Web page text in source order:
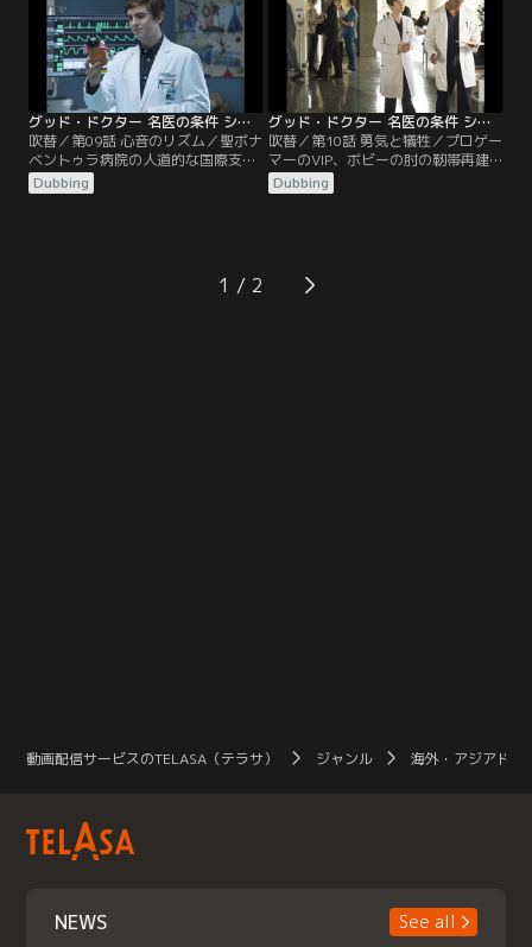
に瘢痕が見つかる。リアムはじっと
していられないためMRI検査が行え
ず、診断のためにはリスクを伴う腹
腔鏡検査を行わざるを得なくなる
が…。
を出さなかったために逆上した強盗
が発砲。居合わせたカップルの女性
エイヴリーが腹部に被弾してしま
う。聖ボナベントゥラ病院に搬送さ
れたエイヴリーだが…。
グッド・ドクター 名医の条件 シーズン1 第09話／吹替
吹替／第09話 心音のリズム／聖ボナ
ベントゥラ病院の人道的な国際支援
プログラムの対象に、重度の先天性
心疾患があるガブリエルが選ばれ
リエルを救えるのではと期待した
が、心エコー検査で想像より容体が
Dubbing
グッド・ドクター 名医の条件 シーズン1 第10話／吹替
吹替／第10話 勇気と犠牲／プロゲー
マーのVIP、ボビーの肘の靭帯再建
をジャレッドとショーンが手伝う。
手術は無事終了するが、MRI検査で
らに詳しく調べると脳幹に転移が見
られ、腫瘍を摘出するには脳幹の一
Dubbing
1
動画配信サービスのTELASA（テラサ） ジャンル 海外・アジアドラ
NEWS See all